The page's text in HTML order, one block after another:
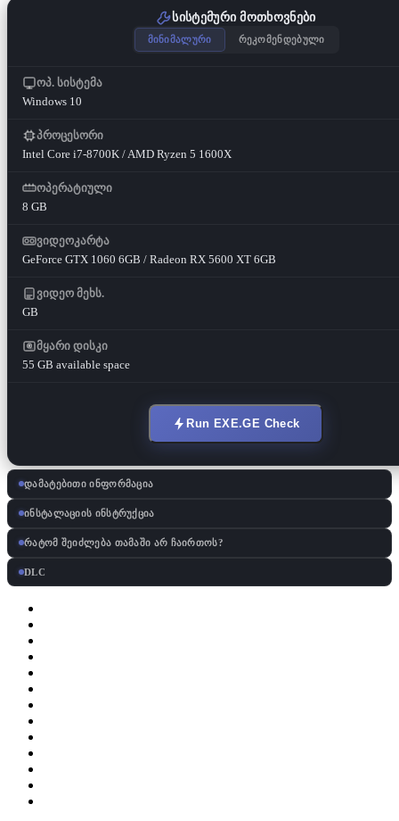
სისტემური მოთხოვნები
მინიმალური რეკომენდებული
ოპ. სისტემა
Windows 10
პროცესორი
Intel Core i7-8700K / AMD Ryzen 5 1600X
ოპერატიული
8 GB
ვიდეოკარტა
GeForce GTX 1060 6GB / Radeon RX 5600 XT 6GB
ვიდეო მეხს.
GB
მყარი დისკი
55 GB available space
Run EXE.GE Check
დამატებითი ინფორმაცია
ინსტალაციის ინსტრუქცია
რატომ შეიძლება თამაში არ ჩაირთოს?
DLC